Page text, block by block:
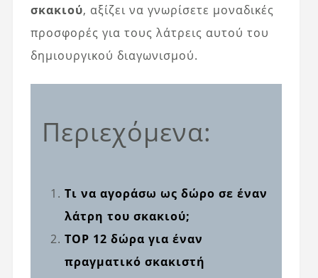
σκακιού, αξίζει να γνωρίσετε μοναδικές
προσφορές για τους λάτρεις αυτού του
δημιουργικού διαγωνισμού.
Περιεχόμενα:
Τι να αγοράσω ως δώρο σε έναν
λάτρη του σκακιού;
TOP 12 δώρα για έναν
πραγματικό σκακιστή